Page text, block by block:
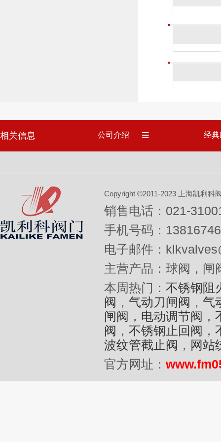
相关信息 公司介绍 经
Copyright ©2011-2023 上海凯利科
销售电话：021-
手机号码：
电子邮件：
主营产品：球阀，闸
本周热门： 不锈钢阻
阀 ， 气动刀闸阀 ， 气
闸阀 ， 电动调节阀 ，
阀 ， 不锈钢止回阀 ，
波纹管截止阀 ， 网站
官方网址：